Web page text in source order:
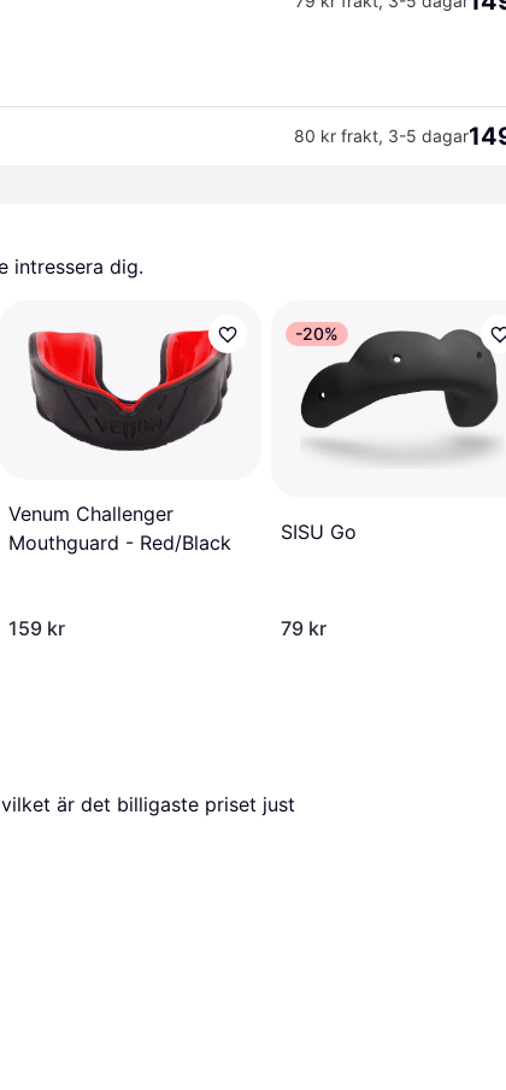
80 kr frakt, 3-5 dagar
intressera dig.
Venum Challenger
Mouthguard - Red/Black
159 kr
-20%
SISU Go
79 kr
är det billigaste priset just